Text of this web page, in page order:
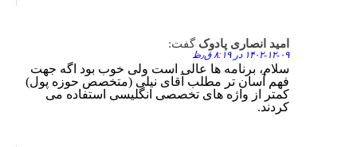
امید انصاری پادوک گفت:
۱۴۰۲-۱۲-۰۹ در ۸:۱۹ ق٫ظ
سلام، برنامه ها عالی است ولی خوب بود اگه جهت
فهم آسان تر مطلب آقای نیلی (متخصص حوزه پول)
کمتر از واژه های تخصصی انگلیسی استفاده می
کردند.